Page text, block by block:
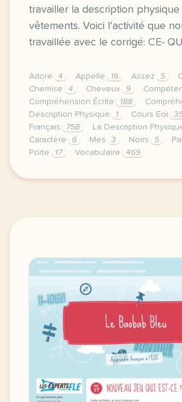
travailler la description physique
vêtements. Voici l’activité que
travaillée avec le corrigé: CE-
Adore 4 Appelle 16 Assez 5
Chemise
4 Cheveux 9
Compréhension Écrite
188
Description Physique
1 Cours Eoi
Français
758 La Description
Caractère
6 Mes 3 Noirs 5
Porte
17 Vocabulaire 469
image pixabay comcette